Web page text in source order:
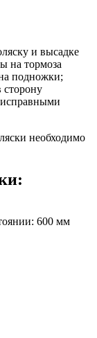
и высадке
на тормоза
подножки;
сторону
необходимо
600 мм